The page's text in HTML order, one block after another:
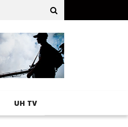
Aeropuerto Internacional
UH TV